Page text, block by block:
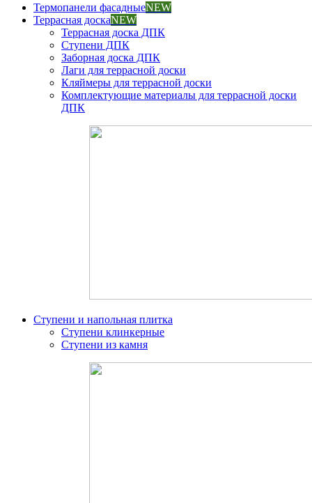
Термопанели фасадныеNEW
Террасная доскаNEW
Террасная доска ДПК
Ступени ДПК
Заборная доска ДПК
Лаги для террасной доски
Кляймеры для террасной доски
Комплектующие материалы для террасной доски
ДПК
Ступени и напольная плитка
Ступени клинкерные
Ступени из камня